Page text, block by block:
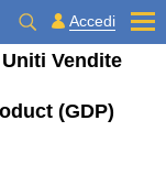
Accedi
Vendite
(GDP)